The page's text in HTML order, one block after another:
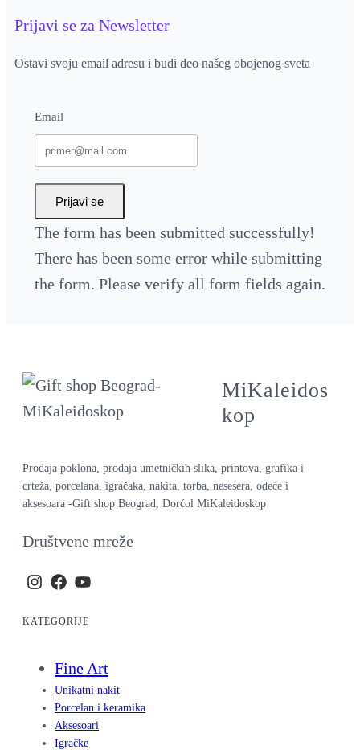
Prijavi se za Newsletter
Ostavi svoju email adresu i budi deo našeg obojenog sveta
Email
Prijavi se
The form has been submitted successfully!
There has been some error while submitting
the form. Please verify all form fields again.
MiKaleidos
kop
Prodaja poklona, prodaja umetničkih slika, printova, grafika i
crteža, porcelana, igračaka, nakita, torba, nesesera, odeće i
aksesoara -Gift shop Beograd, Dorćol MiKaleidoskop
Društvene mreže
KATEGORIJE
Fine Art
Unikatni nakit
Porcelan i keramika
Aksesoari
Igračke